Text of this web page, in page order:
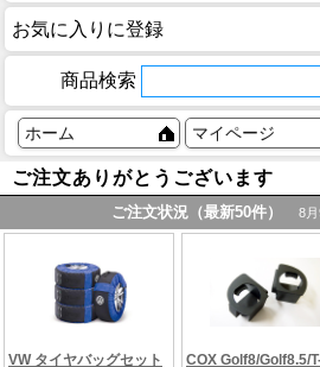
お気に入りに登録
商品検索
ホーム マイページ
ご注文ありがとうございます